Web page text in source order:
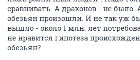
сравнивать. А драконов - не было.
обезьян произошли. И не так уж
вышло - около 1 млн. лет
не нравится гипотеза
обезьян?